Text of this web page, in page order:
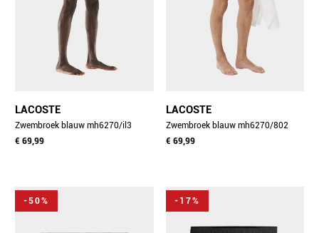
LACOSTE
Zwembroek blauw mh6270/il3
€ 69,99
LACOSTE
Zwembroek blauw mh6270/802
€ 69,99
-50% -17%